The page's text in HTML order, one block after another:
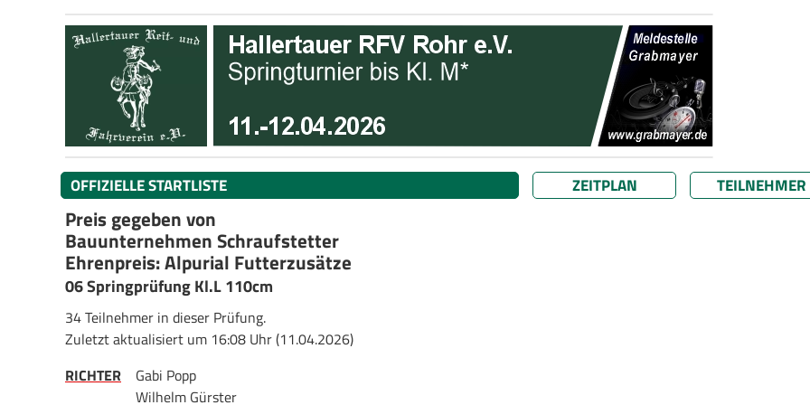
OFFIZIELLE STARTLISTE ZEITPLAN TEILNEHMER
Preis gegeben von
Bauunternehmen Schraufstetter
Ehrenpreis: Alpurial Futterzusätze
06 Springprüfung Kl.L 110cm
34 Teilnehmer in dieser Prüfung.
Zuletzt aktualisiert um 16:08 Uhr (11.04.2026)
RICHTER
Gabi Popp
Wilhelm Gürster